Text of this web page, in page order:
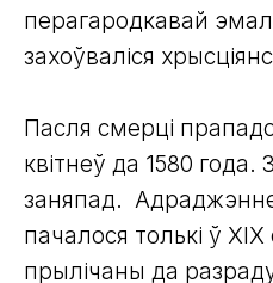
перагародкавай
захоўваліся
Пасля смерці
квітнеў да 1580 года.
заняпад.
пачалося толькі ў
прылічаны да